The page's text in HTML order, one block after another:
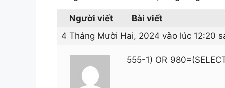
Người viết
Bài viết
4 Tháng Mười Hai, 2024 vào lúc 12:20
555-1) OR